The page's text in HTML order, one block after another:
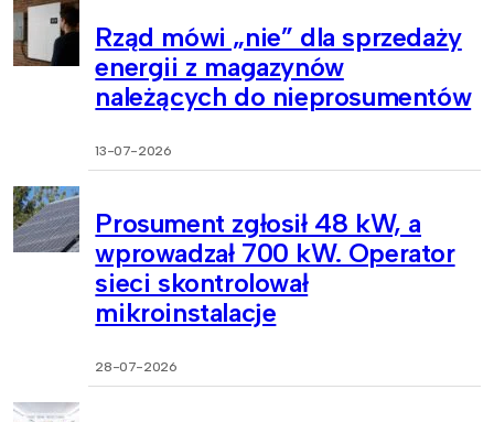
Rząd mówi „nie” dla sprzedaży
energii z magazynów
należących do nieprosumentów
13-07-2026
Prosument zgłosił 48 kW, a
wprowadzał 700 kW. Operator
sieci skontrolował
mikroinstalacje
28-07-2026